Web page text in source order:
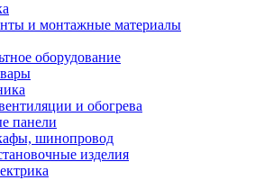
и монтажные материалы
оборудование
и обогрева
панели
шинопровод
изделия